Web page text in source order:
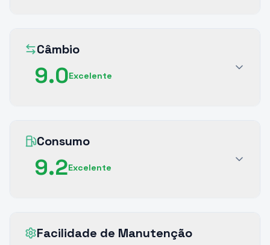
Câmbio
9.0Excelente
Consumo
9.2Excelente
Facilidade de Manutenção